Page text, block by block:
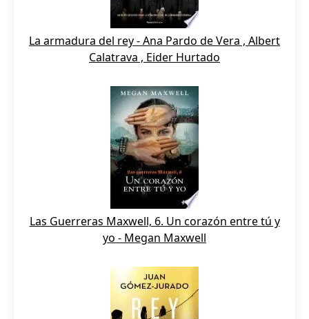
La armadura del rey - Ana Pardo de Vera , Albert
Calatrava , Eider Hurtado
Las Guerreras Maxwell, 6. Un corazón entre tú y
yo - Megan Maxwell